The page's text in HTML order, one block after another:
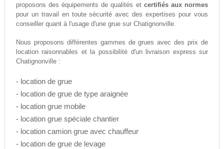
proposons des équipements de qualités et certifiés aux normes
pour un travail en toute sécurité avec des expertises pour vous
conseiller quant à l'usage d'une grue sur Chatignonville.
Nous proposons différentes gammes de grues avec des prix de
location raisonnables et la possibilité d'un livraison express sur
Chatignonville :
- location de grue
- location de grue de type araignée
- location grue mobile
- location grue spéciale chantier
- location camion grue avec chauffeur
- location de grue de levage